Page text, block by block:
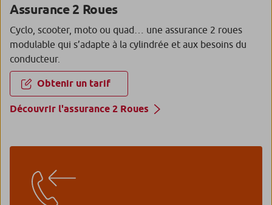
Assurance 2 Roues
Cyclo, scooter, moto ou quad… une assurance 2 roues
modulable qui s’adapte à la cylindrée et aux besoins du
conducteur.
Obtenir un tarif
Découvrir l'assurance 2 Roues